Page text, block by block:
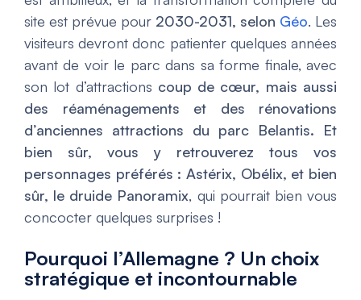
site est prévue pour 2030-2031, selon Géo. Les
visiteurs devront donc patienter quelques années
avant de voir le parc dans sa forme finale, avec
son lot d’attractions coup de cœur, mais aussi
des réaménagements et des rénovations
d’anciennes attractions du parc Belantis. Et
bien sûr, vous y retrouverez tous vos
personnages préférés : Astérix, Obélix, et bien
sûr, le druide Panoramix, qui pourrait bien vous
concocter quelques surprises !
Pourquoi l’Allemagne ? Un choix
stratégique et incontournable